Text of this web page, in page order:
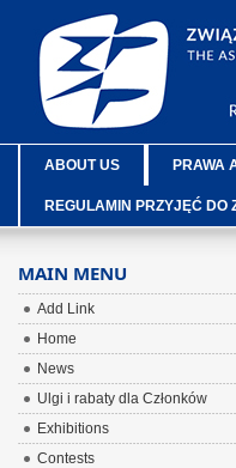
ABOUT US PRAWA
REGULAMIN PRZYJĘĆ DO
MAIN MENU
Add Link
Home
News
Ulgi i rabaty dla Członków
Exhibitions
Contests